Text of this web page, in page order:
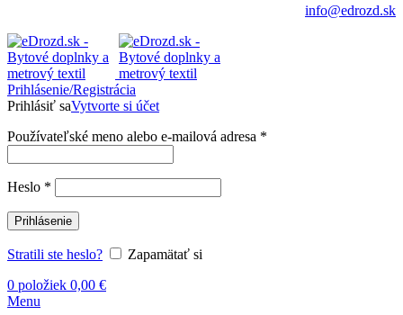
info@edrozd.sk
Prihlásenie/Registrácia
Prihlásiť saVytvorte si účet
Používateľské meno alebo e-mailová adresa *
Heslo *
Prihlásenie
Stratili ste heslo?
Zapamätať si
0 položiek 0,00 €
Menu